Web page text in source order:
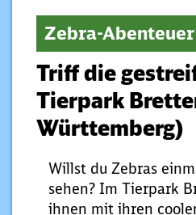
Zebra-Abenteuer
Triff die
Tierpark
Württemberg)
Willst du Zebras
sehen? Im Tierpark
ihnen mit ihren